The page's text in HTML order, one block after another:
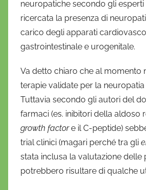
neuropatiche secondo gli esperti
ricercata la presenza di
carico degli apparati
gastrointestinale e urogenitale.
Va detto chiaro che al momento
terapie validate per la neuropatia
Tuttavia secondo gli autori del
farmaci (es. inibitori della aldoso
growth factore il C-peptide)
trial clinici (magari perché tra gli
stata inclusa la valutazione delle
potrebbero risultare di qualche